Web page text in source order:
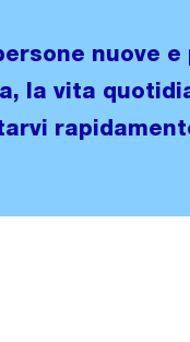
nuove e
la vita